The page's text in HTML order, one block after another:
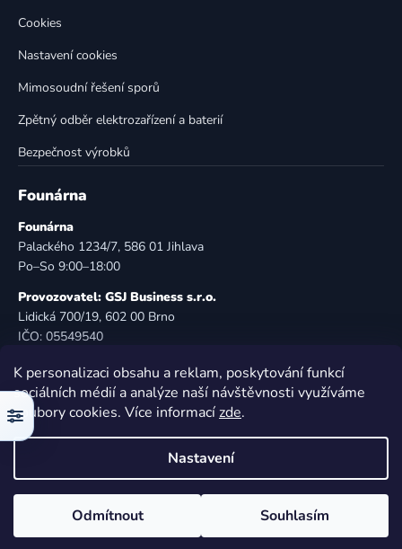
K personalizaci obsahu a reklam, poskytování funkcí
sociálních médií a analýze naší návštěvnosti využíváme
soubory cookies. Více informacízde.
Nastavení
Odmítnout Souhlasím
Cookies
Nastavení cookies
Mimosoudní řešení sporů
Zpětný odběr elektrozařízení a baterií
Bezpečnost výrobků
Founárna
Founárna
Palackého 1234/7, 586 01 Jihlava
Po–So 9:00–18:00
Provozovatel: GSJ Business s.r.o.
Lidická 700/19, 602 00 Brno
IČO: 05549540
E-mail:info@founarna.cz
Telefon: 721 485 258
© Founárna. Všechna práva vyhrazena.
Vytvořil Shoptet
Copyright 2026Founárna
. Všechna práva vyhrazena.
Upravit nastavení cookies
Filtr